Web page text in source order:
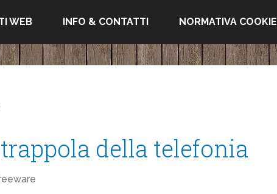
WEB INFO & CONTATTI NORMATIVA COOKIE
della telefonia